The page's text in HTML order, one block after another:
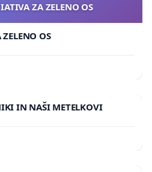
ZA ZELENO OS
OS
IN NAŠI METELKOVI